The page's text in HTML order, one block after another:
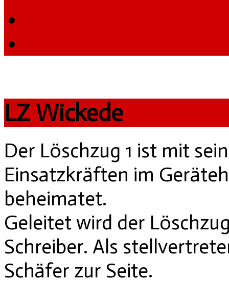
LZ Wickede
Der Löschzug 1 ist mit
Einsatzkräften im
beheimatet.
Geleitet wird der
Schreiber. Als
Schäfer zur Seite.